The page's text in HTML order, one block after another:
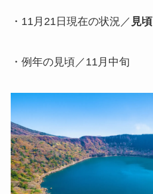
・11月21日現在の状況／ 見頃
・例年の見頃／11月中旬